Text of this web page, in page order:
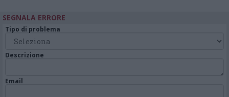
SEGNALA ERRORE
Tipo di problema
Descrizione
Email